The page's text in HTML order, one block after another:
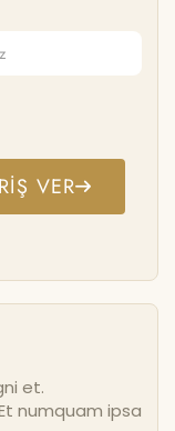
et.
numquam ipsa
VER